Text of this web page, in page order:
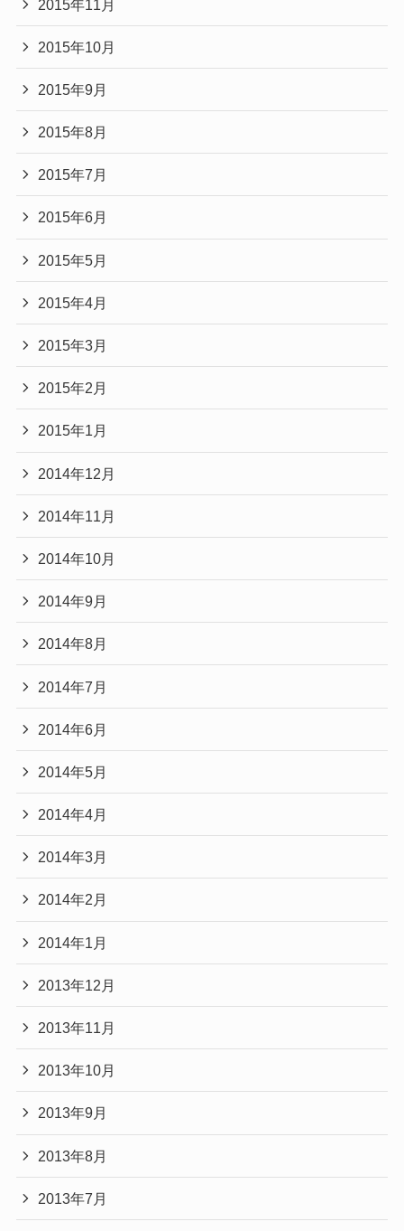
2015年11月
2015年10月
2015年9月
2015年8月
2015年7月
2015年6月
2015年5月
2015年4月
2015年3月
2015年2月
2015年1月
2014年12月
2014年11月
2014年10月
2014年9月
2014年8月
2014年7月
2014年6月
2014年5月
2014年4月
2014年3月
2014年2月
2014年1月
2013年12月
2013年11月
2013年10月
2013年9月
2013年8月
2013年7月